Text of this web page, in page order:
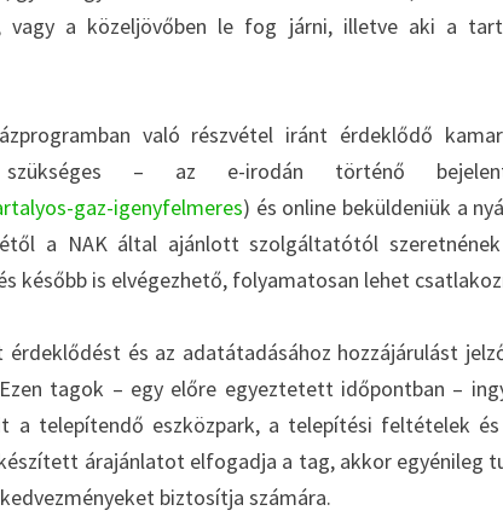
vagy a közeljövőben le fog járni, illetve aki a
való részvétel iránt érdeklődő
szükséges – az e-irodán történő
gaz-igenyfelmeres) és online beküldeniük a
a NAK által ajánlott szolgáltatótól
később is elvégezhető, folyamatosan lehet
érdeklődést és az adatátadásához hozzájárulást
tagok – egy előre egyeztetett időpontban –
a telepítendő eszközpark, a telepítési feltételek
árajánlatot elfogadja a tag, akkor egyénileg
biztosítja számára.